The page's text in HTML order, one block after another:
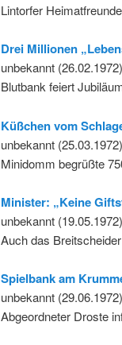
Lintorfer
Drei Millionen
unbekannt (26.02.1972)
Blutbank feiert
Küßchen vom
unbekannt (25.03.1972)
Minidomm begrüßte
Minister: „Keine
unbekannt (19.05.1972)
Auch das
Spielbank am
unbekannt (29.06.1972)
Abgeordneter Droste